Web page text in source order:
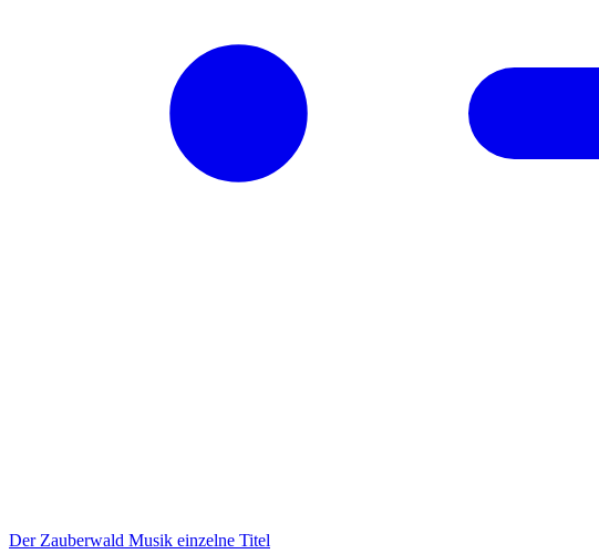
Der Zauberwald Musik einzelne Titel